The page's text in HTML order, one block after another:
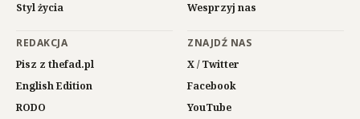
Styl życia
Wesprzyj nas
REDAKCJA
Pisz z thefad.pl
English Edition
RODO
ZNAJDŹ NAS
X / Twitter
Facebook
YouTube